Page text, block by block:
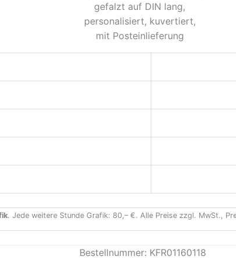
gefalzt auf DIN lang,
personalisiert, kuvertiert,
mit Posteinlieferung
. Jede weitere Stunde Grafik: 80,– €. Alle Preise zzgl. MwSt.,
Bestellnummer: KFR01160118